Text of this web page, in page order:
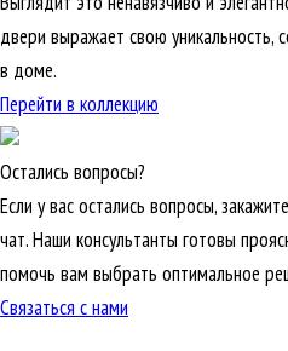
двери выражает свою уникальность,
в доме.
Перейти в коллекцию
Остались вопросы?
Если у вас остались вопросы,
чат. Наши консультанты готовы
помочь вам выбрать оптимальное
Связаться с нами